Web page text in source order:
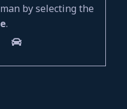
by selecting the
.